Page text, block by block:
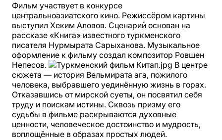
Фильм участвует в конкурсе
центральноазиатского кино. Режиссёром картины
выступил Хеким Аловов. Сценарий основан на
рассказе «Книга» известного туркменского
писателя Нурмырата Сарыханова. Музыкальное
оформление к фильму создал композитор Ровшен
Непесов.
В центре
сюжета — история Вельмирата ага, пожилого
человека, выбравшего уединённую жизнь в горах.
Отказавшись от мирской суеты, он посвятил себя
труду и поискам истины. Сквозь призму его
судьбы в фильме раскрываются духовные
ценности, человеческое достоинство и мудрость,
воплощённые в образах простых людей.